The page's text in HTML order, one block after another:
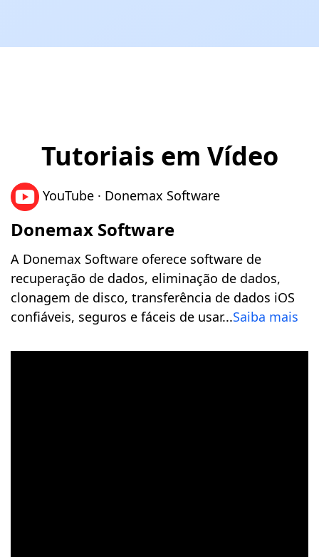
Tutoriais em Vídeo
YouTube · Donemax Software
Donemax Software
A Donemax Software oferece software de
recuperação de dados, eliminação de dados,
clonagem de disco, transferência de dados iOS
confiáveis, seguros e fáceis de usar...Saiba mais